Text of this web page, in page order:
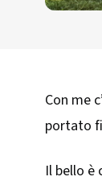
Con me
portato
Il bello è